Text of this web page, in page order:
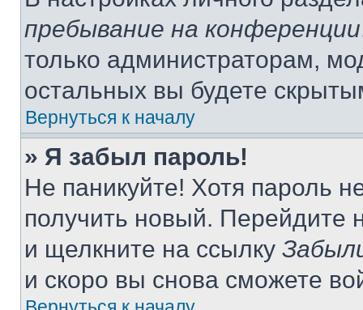
пребывание на конференции
только администраторам,
остальных вы будете
Вернуться к началу
» Я забыл пароль!
Не паникуйте! Хотя пароль
получить новый. Перейдите
и щелкните на ссылку
и скоро вы снова сможете